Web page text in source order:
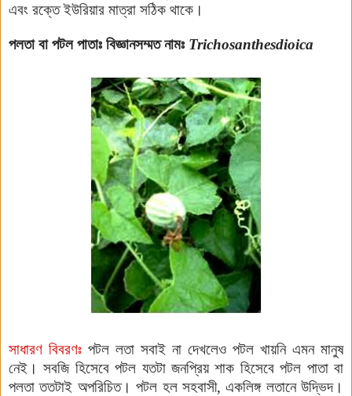
এবং রক্তে ইউরিয়ার মাত্রা সঠিক থাকে।
পলতা বা পটল পাতাঃ বিজ্ঞানসম্মত নামঃ Trichosanthesdioica
সাধারণ বিবরণঃ পটল লতা সবাই না দেখলেও পটল খায়নি এমন মানুষ
নেই। সবজি হিসেবে পটল যতটা জনপ্রিয় শাক হিসেবে পটল পাতা বা
পলতা ততটাই অপরিচিত। পটল হল সহবাসী, একলিঙ্গ লতানে উদ্ভিদ।